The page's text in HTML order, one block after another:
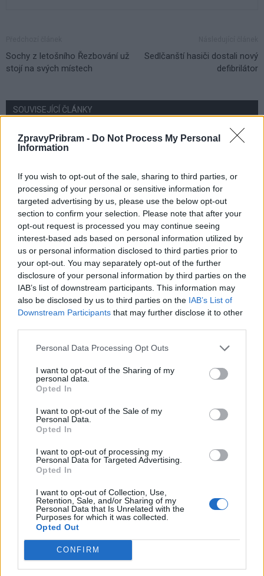
ZpravyPribram - Do Not Process My Personal
Information
If you wish to opt-out of the sale, sharing to third parties, or
processing of your personal or sensitive information for
targeted advertising by us, please use the below opt-out
section to confirm your selection. Please note that after your
opt-out request is processed you may continue seeing
interest-based ads based on personal information utilized by
us or personal information disclosed to third parties prior to
your opt-out. You may separately opt-out of the further
disclosure of your personal information by third parties on the
IAB’s list of downstream participants. This information may
also be disclosed by us to third parties on the IAB’s List of
Downstream Participants that may further disclose it to other
Personal Data Processing Opt Outs
I want to opt-out of the Sharing of my
personal data.
Opted In
I want to opt-out of the Sale of my
Personal Data.
Opted In
I want to opt-out of processing my
Personal Data for Targeted Advertising.
Opted In
I want to opt-out of Collection, Use,
Retention, Sale, and/or Sharing of my
Personal Data that Is Unrelated with the
Purposes for which it was collected.
Opted Out
CONFIRM
Sochy z letošního Řezbování už
stojí na svých místech
Sedlčanští hasiči dostali nový
defibrilátor
SOUVISEJÍCÍ ČLÁNKY
Zpravodajství
Živohošti
Zpravodajství
Příbram modernizuje parkovací automaty.
Přibudou i tři nové poblíž Svaté Hory
Zpravodajství
Středočeský kraj upravil pravidla soutěže.
Obce nově získají body i za předcházení
vzniku odpadu
NOVINKY